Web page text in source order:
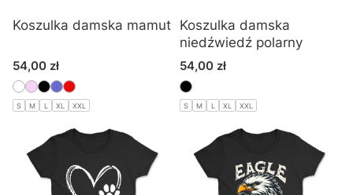
Koszulka damska mamut
Cena
54,00 zł
S M L XL XXL
Koszulka damska
niedźwiedź polarny
Cena
54,00 zł
S M L XL XXL